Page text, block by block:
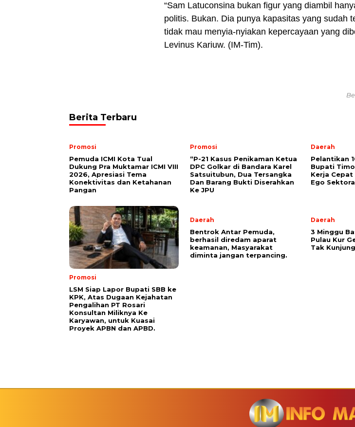
“Sam Latuconsina bukan figur yang diambil
politis. Bukan. Dia punya kapasitas yang sudah
tidak mau menyia-nyiakan kepercayaan yang
Levinus Kariuw. (IM-Tim).
Berita Terbaru
Promosi
Pemuda ICMI Kota Tual
Dukung Pra Muktamar ICMI VIII
2026, Apresiasi Tema
Konektivitas dan Ketahanan
Pangan
Promosi
“P-21 Kasus Penikaman Ketua
DPC Golkar di Bandara Karel
Satsuitubun, Dua Tersangka
Dan Barang Bukti Diserahkan
Ke JPU
Daerah
Pelantikan
Bupati
Kerja
Ego
Promosi
LSM Siap Lapor Bupati SBB ke
KPK, Atas Dugaan Kejahatan
Pengalihan PT Rosari
Konsultan Miliknya Ke
Karyawan, untuk Kuasai
Proyek APBN dan APBD.
Daerah
Bentrok Antar Pemuda,
berhasil diredam aparat
keamanan, Masyarakat
diminta jangan terpancing.
Daerah
3 Minggu
Pulau Kur
Tak